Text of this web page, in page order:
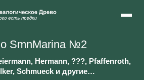
SmnMarina №2
Hermann, ???, Pfaffenroth,
Schmueck и другие…